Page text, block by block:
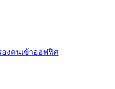
องคนเข้าออฟฟิศ